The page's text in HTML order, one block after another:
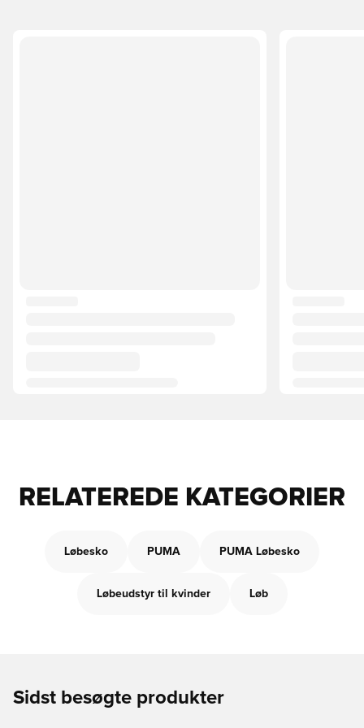
RELATEREDE KATEGORIER
Løbesko PUMA PUMA Løbesko
Løbeudstyr til kvinder Løb
Sidst besøgte produkter